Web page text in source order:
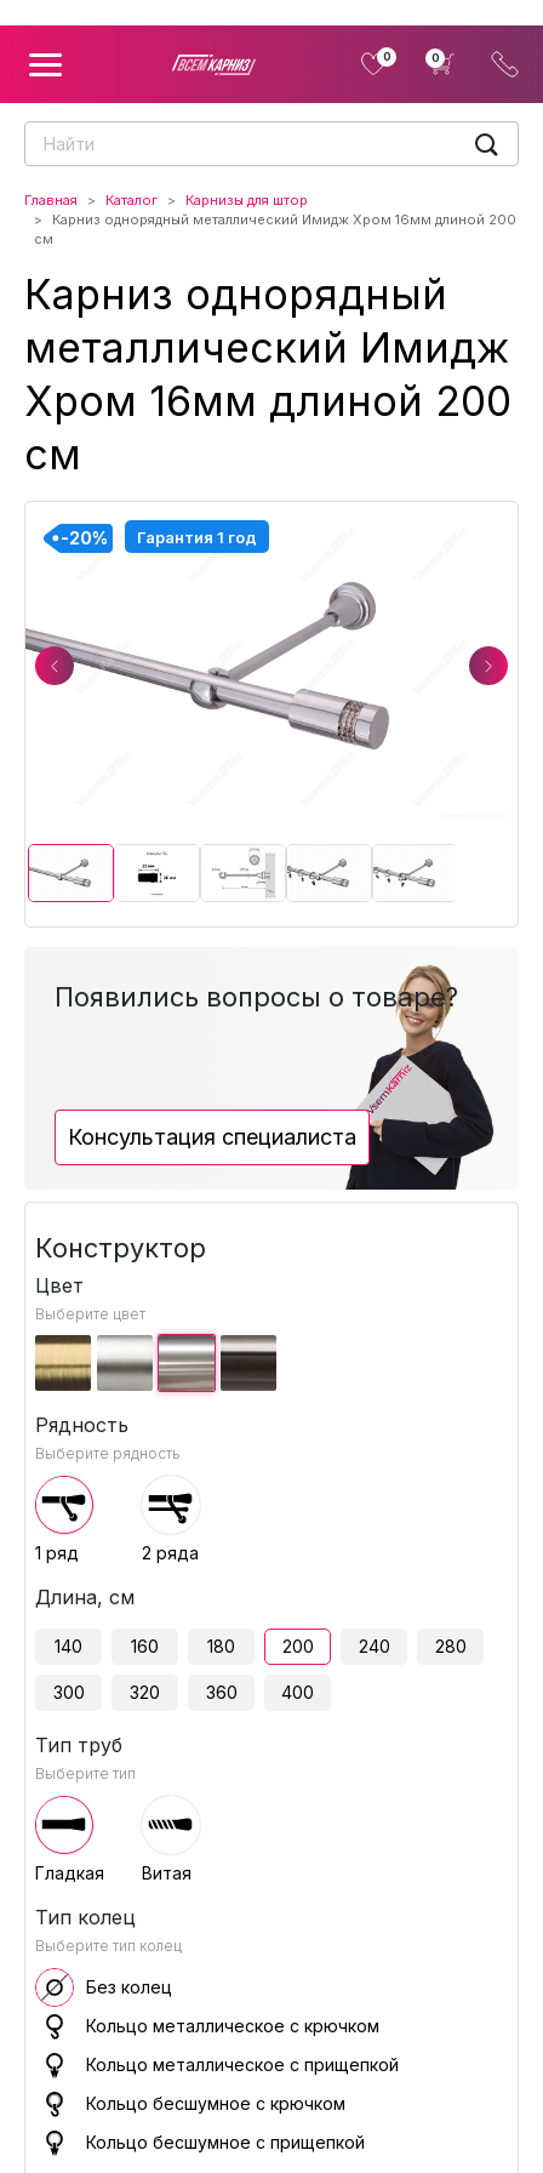
0 0
Главная Каталог
Карнизы для штор
Карниз однорядный металлический Имидж Хром 16мм длиной 200
см
Карниз однорядный
металлический Имидж
Хром 16мм длиной 200
см
Previous
-20% Гарантия 1 год
-20%
-20%
-20%
-20%
-20%
-20%
-20%
-20%
Next
Появились вопросы о товаре?
Консультация специалиста
Конструктор
Цвет
Выберите цвет
Рядность
Выберите рядность
1 ряд 2 ряда
Длина, см
140 160 180 200 240 280
300 320 360 400
Тип труб
Выберите тип
Гладкая Витая
Тип колец
Выберите тип колец
Без колец
Кольцо металлическое с крючком
Кольцо металлическое с прищепкой
Кольцо бесшумное с крючком
Кольцо бесшумное с прищепкой